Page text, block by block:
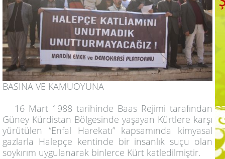
BASINA VE KAMUOYUNA
16 Mart 1988 tarihinde Baas Rejimi tarafından
Güney Kürdistan Bölgesinde yaşayan Kürtlere karşı
yürütülen “Enfal Harekatı” kapsamında kimyasal
gazlarla Halepçe kentinde bir insanlık suçu olan
soykırım uygulanarak binlerce Kürt katledilmiştir.